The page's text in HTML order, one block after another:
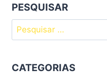
PESQUISAR
Pesquisar
por:
CATEGORIAS